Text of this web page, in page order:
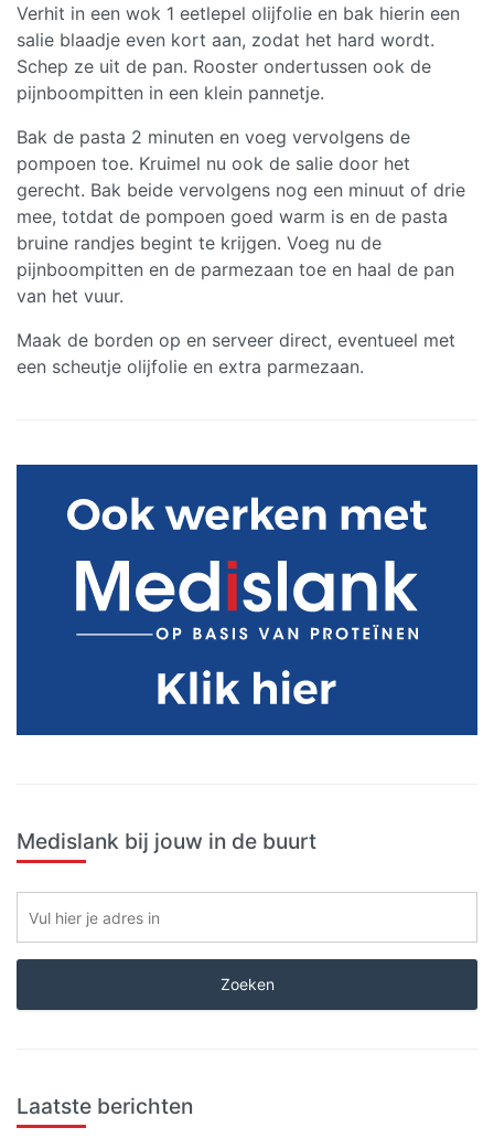
Verhit in een wok 1 eetlepel olijfolie en bak hierin een
salie blaadje even kort aan, zodat het hard wordt.
Schep ze uit de pan. Rooster ondertussen ook de
pijnboompitten in een klein pannetje.
Bak de pasta 2 minuten en voeg vervolgens de
pompoen toe. Kruimel nu ook de salie door het
gerecht. Bak beide vervolgens nog een minuut of drie
mee, totdat de pompoen goed warm is en de pasta
bruine randjes begint te krijgen. Voeg nu de
pijnboompitten en de parmezaan toe en haal de pan
van het vuur.
Maak de borden op en serveer direct, eventueel met
een scheutje olijfolie en extra parmezaan.
Sidebar
Medislank bij jouw in de buurt
Laatste berichten